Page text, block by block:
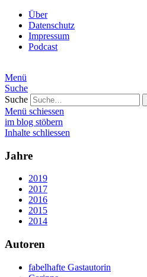
Über
Datenschutz
Impressum
Podcast
Menü
Suche
Suche
Menü schiessen
im blog stöbern
Inhalte schliessen
Jahre
2019
2017
2016
2015
2014
Autoren
fabelhafte Gastautorin